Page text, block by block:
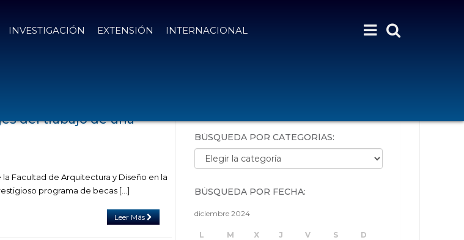
INVESTIGACIÓN EXTENSIÓN INTERNACIONAL
del trabajo de una
Facultad de Arquitectura y Diseño en la
programa de becas […]
Leer Más
BÚSQUEDA POR CATEGORÍAS:
Búsqueda por categorías:
BÚSQUEDA POR FECHA:
diciembre 2024
L M X J V S D